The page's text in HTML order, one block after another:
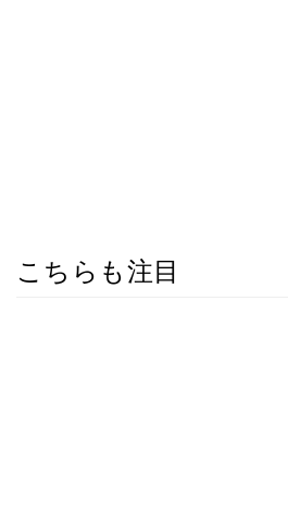
こちらも注目